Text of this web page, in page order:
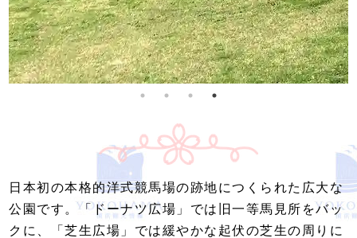
日本初の本格的洋式競馬場の跡地につくられた広大な
公園です。「ドーナツ広場」では旧一等馬見所をバッ
クに、「芝生広場」では緩やかな起伏の芝生の周りに